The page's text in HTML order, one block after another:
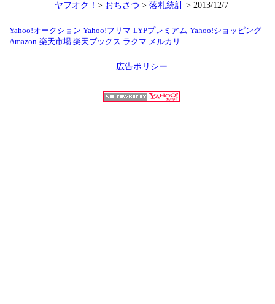
ヤフオク！ > おちさつ > 落札統計 > 2013/12/7
Yahoo!オークション Yahoo!フリマ LYPプレミアム Yahoo!ショッピング
Amazon 楽天市場 楽天ブックス ラクマ メルカリ
広告ポリシー